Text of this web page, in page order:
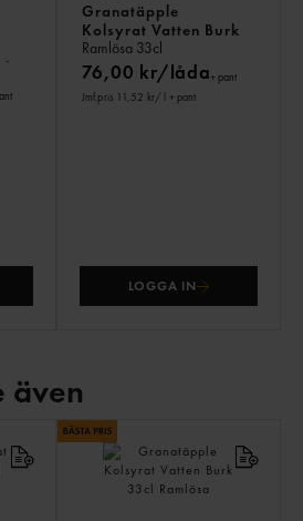
Granatäpple
Kolsyrat Vatten Burk
Ramlösa 33cl
76,00 kr/låda+ pant
Jmf.pris 11,52 kr/ l + pant
LOGGA IN
även